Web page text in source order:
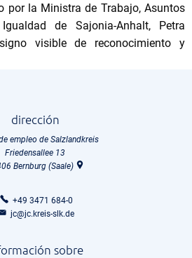
por la Ministra de Trabajo, Asuntos
de Sajonia-Anhalt, Petra
visible de reconocimiento y
dirección
empleo de Salzlandkreis
Friedensallee 13
Bernburg (Saale)
+49 3471 684-0
jc@jc.kreis-slk.de
sobre